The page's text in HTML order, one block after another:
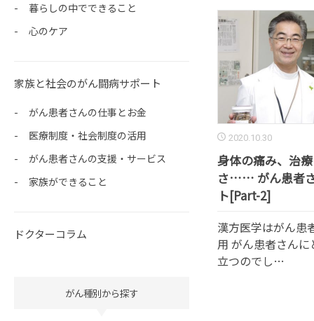
2020.10.30
身体の痛み、治
さ…… がん患者
ト[Part-2]
漢方医学はがん患
用 がん患者さん
立つのでし…
暮らしの中でできること
心のケア
家族と社会のがん闘病サポート
がん患者さんの仕事とお金
医療制度・社会制度の活用
がん患者さんの支援・サービス
家族ができること
ドクターコラム
がん種別から探す